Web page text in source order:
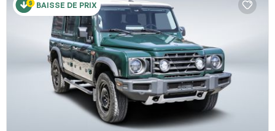
BAISSE DE PRIX